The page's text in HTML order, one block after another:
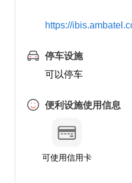
https://
停车设施
可以停车
便利设施使用信息
可使用信用卡